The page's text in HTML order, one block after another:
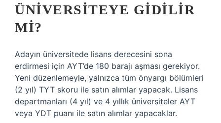
ÜNIVERSITEYE GIDILIR
MI?
Adayın üniversitede lisans derecesini sona
erdirmesi için AYT’de 180 barajı aşması gerekiyor.
Yeni düzenlemeyle, yalnızca tüm önyargı bölümleri
(2 yıl) TYT skoru ile satın alımlar yapacak. Lisans
departmanları (4 yıl) ve 4 yıllık üniversiteler AYT
veya YDT puanı ile satın alımlar yapacaklar.